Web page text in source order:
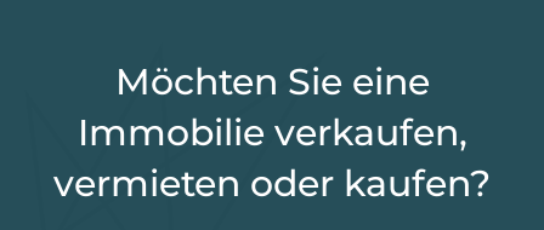
Möchten Sie eine
Immobilie verkaufen,
vermieten oder kaufen?